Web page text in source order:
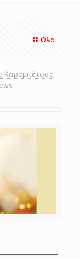
Όλα
Καραμπέτσος